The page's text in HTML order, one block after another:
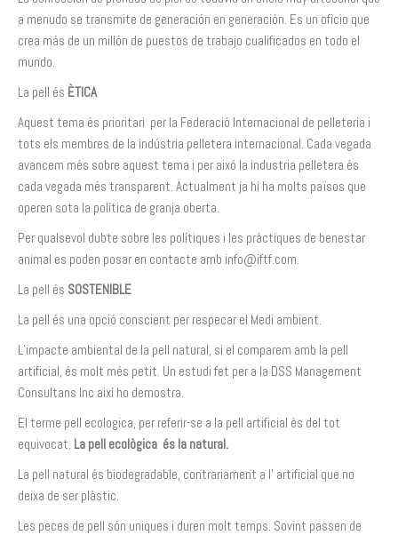
a menudo se transmite de generación en generación. Es un oficio que
crea más de un millón de puestos de trabajo cualificados en todo el
mundo.
La pell és ÈTICA
Aquest tema és prioritari per la Federació Internacional de pelleteria i
tots els membres de la indústria pelletera internacional. Cada vegada
avancem més sobre aquest tema i per aixó la industria pelletera és
cada vegada més transparent. Actualment ja hi ha molts països que
operen sota la política de granja oberta.
Per qualsevol dubte sobre les polítiques i les pràctiques de benestar
animal es poden posar en contacte amb info@iftf.com.
La pell és SOSTENIBLE
La pell és una opció conscient per respecar el Medi ambient.
L’impacte ambiental de la pell natural, si el comparem amb la pell
artificial, és molt més petit. Un estudi fet per a la DSS Management
Consultans Inc així ho demostra.
El terme pell ecologica, per referir-se a la pell artificial és del tot
equivocat. La pell ecològica és la natural.
La pell natural és biodegradable, contrariament a l’ artificial que no
deixa de ser plàstic.
Les peces de pell són uniques i duren molt temps. Sovint passen de